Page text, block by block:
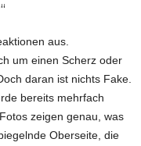
aus.
um einen Scherz oder
daran ist nichts Fake.
bereits mehrfach
zeigen genau, was
Oberseite, die